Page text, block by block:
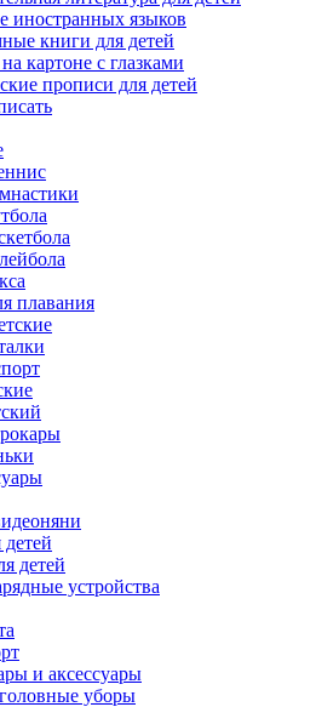
иностранных языков
книги для детей
картоне с глазками
прописи для детей
плавания
детей
устройства
и аксессуары
уборы